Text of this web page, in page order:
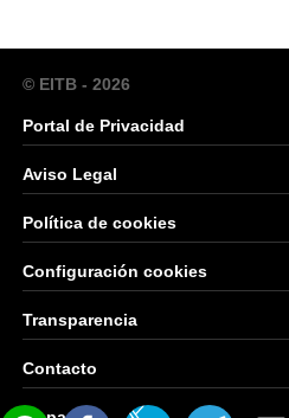
© EITB - 2026
Portal de Privacidad
Aviso Legal
Política de cookies
Configuración cookies
Transparencia
Contacto